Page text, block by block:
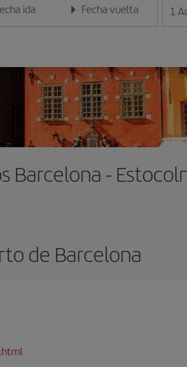
ida
la fecha en formato día/mes/año
Fecha vuelta
Introduce la fecha en 1
Barcelona -
de Barcelona